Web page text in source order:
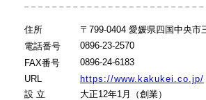
住所
〒799-0404 愛媛県四国中央市
電話番号
0896-23-2570
FAX番号
0896-24-6183
URL
https://www.kakukei.co.jp/
設 立
大正12年1月（創業）